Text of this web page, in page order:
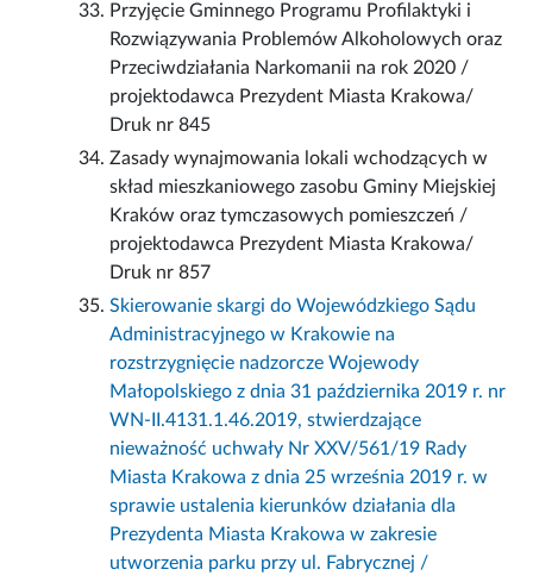
Przyjęcie Gminnego Programu Profilaktyki i
Rozwiązywania Problemów Alkoholowych oraz
Przeciwdziałania Narkomanii na rok 2020 /
projektodawca Prezydent Miasta Krakowa/
Druk nr 845
Zasady wynajmowania lokali wchodzących w
skład mieszkaniowego zasobu Gminy Miejskiej
Kraków oraz tymczasowych pomieszczeń /
projektodawca Prezydent Miasta Krakowa/
Druk nr 857
Skierowanie skargi do Wojewódzkiego Sądu
Administracyjnego w Krakowie na
rozstrzygnięcie nadzorcze Wojewody
Małopolskiego z dnia 31 października 2019 r. nr
WN-II.4131.1.46.2019, stwierdzające
nieważność uchwały Nr XXV/561/19 Rady
Miasta Krakowa z dnia 25 września 2019 r. w
sprawie ustalenia kierunków działania dla
Prezydenta Miasta Krakowa w zakresie
utworzenia parku przy ul. Fabrycznej /